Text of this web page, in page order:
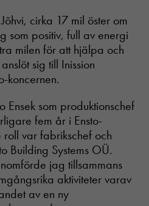
cirka 17 mil öster om
som positiv, full av energi
milen för att hjälpa och
sig till Inission
koncernen.
som produktionschef
fem år i Ensto-
roll var fabrikschef och
Building Systems OÜ.
jag tillsammans
aktiviteter varav
av en ny